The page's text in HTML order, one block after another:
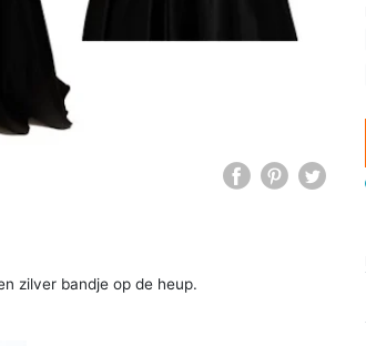
zilver bandje op de heup.